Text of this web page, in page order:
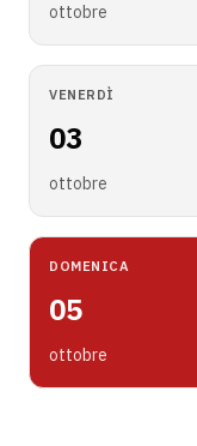
ottobre
VENERDÌ
03
ottobre
DOMENICA
05
ottobre